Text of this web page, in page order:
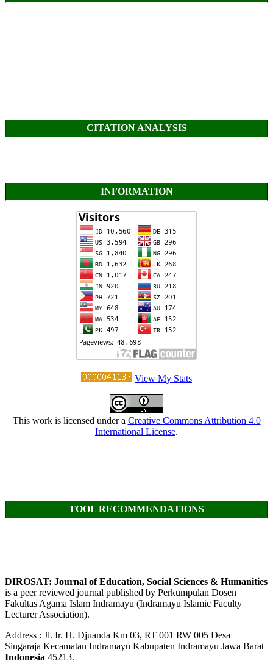
CITATION ANALYSIS
INFORMATION
View My Stats
This work is licensed under a Creative Commons Attribution 4.0
International License.
TOOL RECOMMENDATIONS
DIROSAT: Journal of Education, Social Sciences & Humanities
is a peer reviewed journal published by Perkumpulan Dosen
Fakultas Agama Islam Indramayu (Indramayu Islamic Faculty
Lecturer Association).
Address : Jl. Ir. H. Djuanda Km 03, RT 001 RW 005 Desa
Singaraja Kecamatan Indramayu Kabupaten Indramayu Jawa Barat
Indonesia 45213.